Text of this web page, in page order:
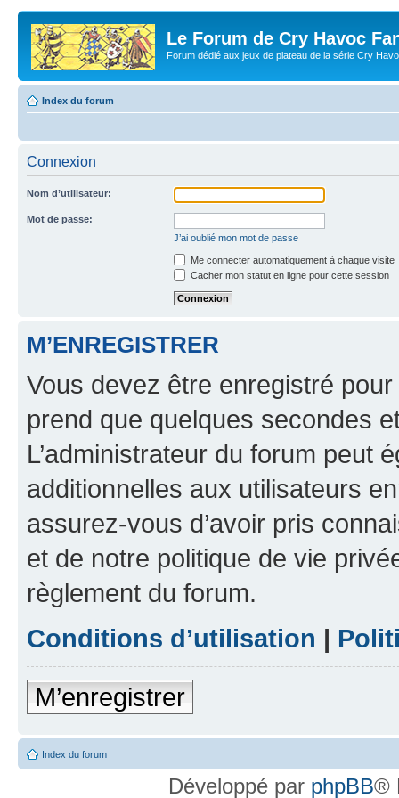
Le Forum de Cry Havoc
Forum dédié aux jeux de plateau de la série Cry
Index du forum
Connexion
Nom d’utilisateur:
Mot de passe:
J’ai oublié mon mot de passe
Me connecter automatiquement à chaque visite
Cacher mon statut en ligne pour cette session
M’ENREGISTRER
Vous devez être enregistré
prend que quelques secondes
L’administrateur du forum peut
additionnelles aux utilisateurs
assurez-vous d’avoir pris
et de notre politique de vie
règlement du forum.
Conditions d’utilisation |
M’enregistrer
Index du forum
Développé par phpBB®